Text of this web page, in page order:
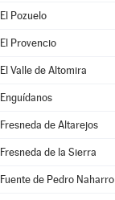
El Pozuelo
El Provencio
El Valle de Altomira
Enguídanos
Fresneda de Altarejos
Fresneda de la Sierra
Fuente de Pedro Naharro